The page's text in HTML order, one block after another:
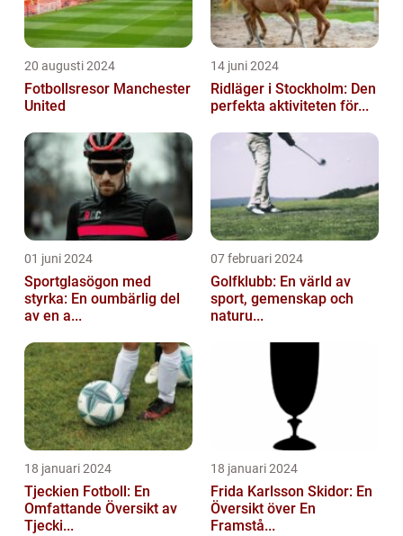
20 augusti 2024
Fotbollsresor Manchester
United
14 juni 2024
Ridläger i Stockholm: Den
perfekta aktiviteten för...
01 juni 2024
Sportglasögon med
styrka: En oumbärlig del
av en a...
07 februari 2024
Golfklubb: En värld av
sport, gemenskap och
naturu...
18 januari 2024
Tjeckien Fotboll: En
Omfattande Översikt av
Tjecki...
18 januari 2024
Frida Karlsson Skidor: En
Översikt över En
Framstå...